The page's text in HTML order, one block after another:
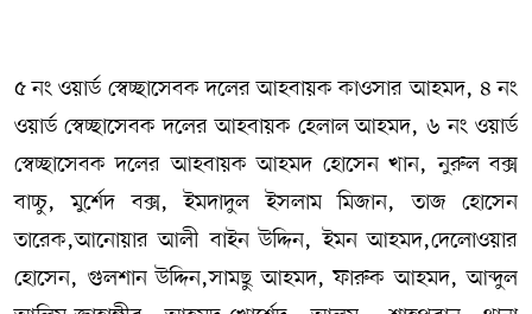
৫ নং ওয়ার্ড স্বেচ্ছাসেবক দলের আহবায়ক কাওসার আহমদ, ৪ নং
ওয়ার্ড স্বেচ্ছাসেবক দলের আহবায়ক হেলাল আহমদ, ৬ নং ওয়ার্ড
স্বেচ্ছাসেবক দলের আহবায়ক আহমদ হোসেন খান, নুরুল বক্স
বাচ্চু, মুর্শেদ বক্স, ইমদাদুল ইসলাম মিজান, তাজ হোসেন
তারেক,আনোয়ার আলী বাইন উদ্দিন, ইমন আহমদ,দেলোওয়ার
হোসেন, গুলশান উদ্দিন,সামছু আহমদ, ফারুক আহমদ, আব্দুল